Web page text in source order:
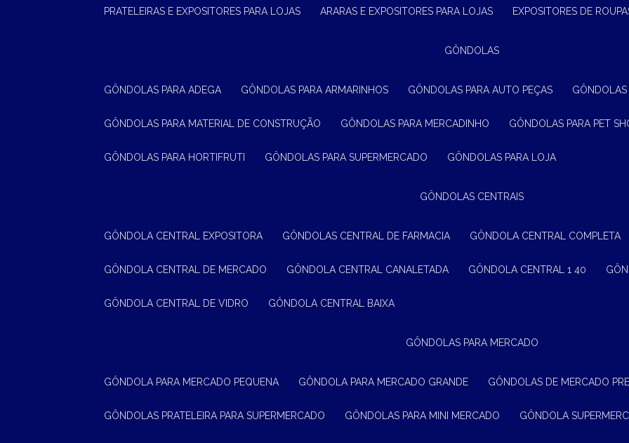
PRATELEIRAS E EXPOSITORES PARA LOJAS ARARAS E EXPOSITORES PARA LOJAS EXPOSITORES DE
GÔNDOLAS
GÔNDOLAS PARA ADEGA GÔNDOLAS PARA ARMARINHOS GÔNDOLAS PARA AUTO PEÇAS
GÔNDOLAS PARA MATERIAL DE CONSTRUÇÃO GÔNDOLAS PARA MERCADINHO GÔNDOLAS PARA PET
GÔNDOLAS PARA HORTIFRUTI GÔNDOLAS PARA SUPERMERCADO GÔNDOLAS PARA LOJA
GÔNDOLAS CENTRAIS
GÔNDOLA CENTRAL EXPOSITORA GÔNDOLAS CENTRAL DE FARMACIA GÔNDOLA CENTRAL COMPLETA
GÔNDOLA CENTRAL DE MERCADO GÔNDOLA CENTRAL CANALETADA GÔNDOLA CENTRAL 1 40
GÔNDOLA CENTRAL DE VIDRO GÔNDOLA CENTRAL BAIXA
GÔNDOLAS PARA MERCADO
GÔNDOLA PARA MERCADO PEQUENA GÔNDOLA PARA MERCADO GRANDE GÔNDOLAS DE MERCADO
GÔNDOLAS PRATELEIRA PARA SUPERMERCADO GÔNDOLAS PARA MINI MERCADO GÔNDOLA